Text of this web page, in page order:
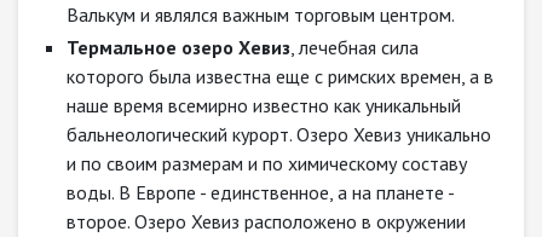
Валькум и являлся важным торговым центром.
Термальное озеро Хевиз, лечебная сила
которого была известна еще с римских времен, а в
наше время всемирно известно как уникальный
бальнеологический курорт. Озеро Хевиз уникально
и по своим размерам и по химическому составу
воды. В Европе - единственное, а на планете -
второе. Озеро Хевиз расположено в окружении